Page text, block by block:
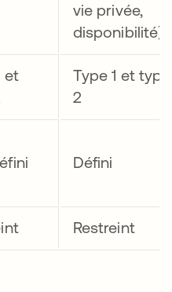
vie privée,
disponibilité)
et
Type 1 et type
2
Défini
Restreint